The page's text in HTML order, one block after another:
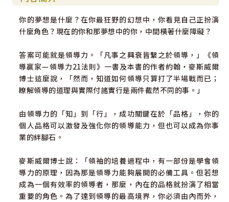
你的夢想是什麼？在你最狂野的幻想中，你看見自己正扮演
什麼角色？現在的你和那夢想中的你，中間橫著什麼障礙？
答案可能就是領導力。「凡事之興衰皆繫之於領導，」《領
導贏家—領導力21法則》一書及本書的作者約翰‧麥斯威爾
博士這麼說，「然而，知道如何領導只算打了半場戰而已；
瞭解領導的道理與實際付諸實行是兩件截然不同的事。」
由領導力的「知」到「行」，成功關鍵在於「品格」，你的
個人品格可以激發及強化你的領導能力，但也可以成為你事
業的絆腳石。
麥斯威爾博士說：「領袖的培養過程中，有一部份是學會領
導力的原理，因為那是領導力能夠展開的必備工具。但若想
成為一個有效率的領導者，那麼，內在的品格就扮演了相當
重要的角色。為了達到領導的最高境界，你必須由內而外，